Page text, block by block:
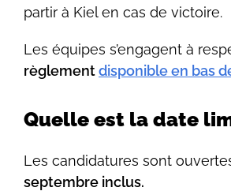
partir à Kiel en cas de victoire.
Les équipes s’engagent à
règlementdisponible en bas
Quelle est la date
Les candidatures sont
septembre inclus.